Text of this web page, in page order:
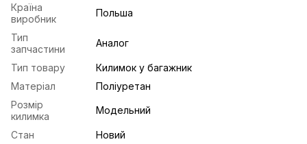
Країна
виробник
Польша
Тип
запчастини
Аналог
Тип товару
Килимок у багажник
Матеріал
Поліуретан
Розмір
килимка
Модельний
Стан
Новий